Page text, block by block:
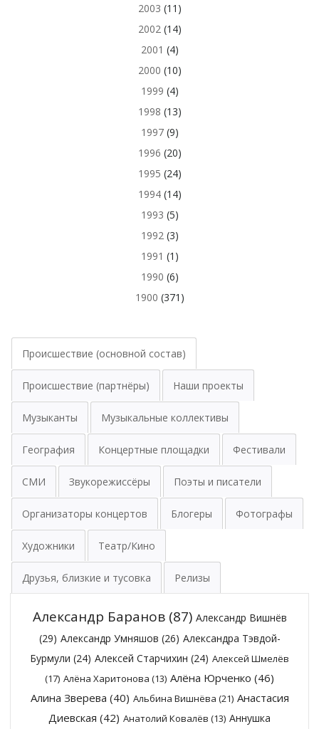
2003 (11)
2002 (14)
2001 (4)
2000 (10)
1999 (4)
1998 (13)
1997(9)
1996 (20)
1995 (24)
1994(14)
1993 (5)
1992 (3)
1991 (1)
1990 (6)
1900 (371)
Происшествие (основной состав)
Происшествие (партнёры) Наши проекты
Музыканты Музыкальные коллективы
География Концертные площадки Фестивали
СМИ Звукорежиссёры Поэты и писатели
Организаторы концертов Блогеры Фотографы
Художники Театр/Кино
Друзья, близкие и тусовка Релизы
Александр Баранов(87) Александр Вишнёв
(29) Александр Умняшов (26) Александра Тэвдой-
Бурмули (24) Алексей Старчихин (24) Алексей Шмелёв
(17) Алёна Харитонова (13) Алёна Юрченко (46)
Алина Зверева (40) Альбина Вишнёва (21) Анастасия
Диевская (42) Анатолий Ковалёв (13) Аннушка